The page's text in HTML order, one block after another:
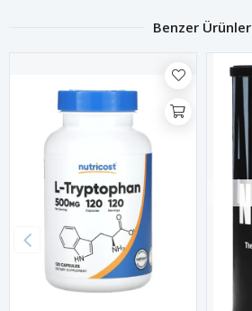
Benzer Ürünler